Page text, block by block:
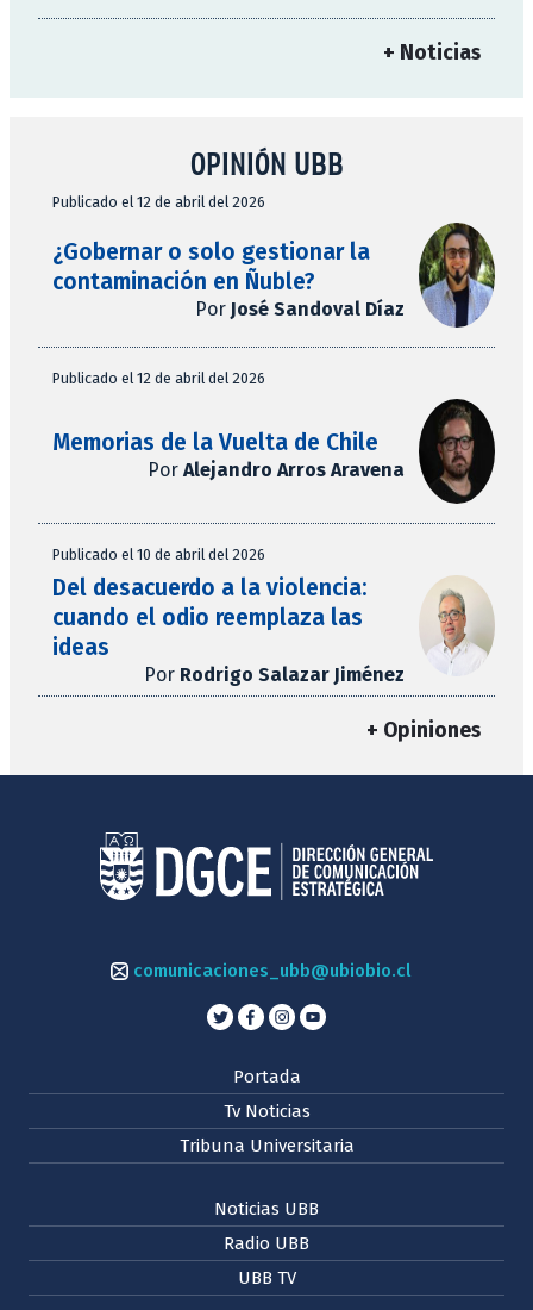
+ Noticias
OPINIÓN UBB
Publicado el 12 de abril del 2026
¿Gobernar o solo gestionar la
contaminación en Ñuble?
Por José Sandoval Díaz
Publicado el 12 de abril del 2026
Memorias de la Vuelta de Chile
Por Alejandro Arros Aravena
Publicado el 10 de abril del 2026
Del desacuerdo a la violencia:
cuando el odio reemplaza las
ideas
Por Rodrigo Salazar Jiménez
+ Opiniones
comunicaciones_ubb@ubiobio.cl
Portada
Tv Noticias
Tribuna Universitaria
Noticias UBB
Radio UBB
UBB TV